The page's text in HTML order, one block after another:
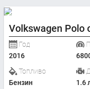
Volkswagen Polo
Год
2016
Топливо
Бензин
1.6